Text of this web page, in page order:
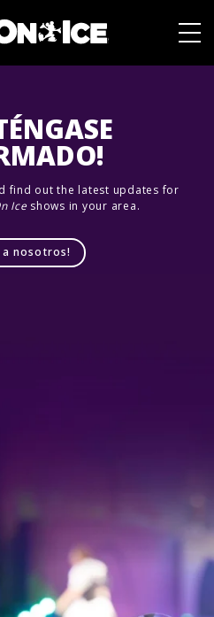
find out the latest updates for
Iceshows in your area.
a nosotros!